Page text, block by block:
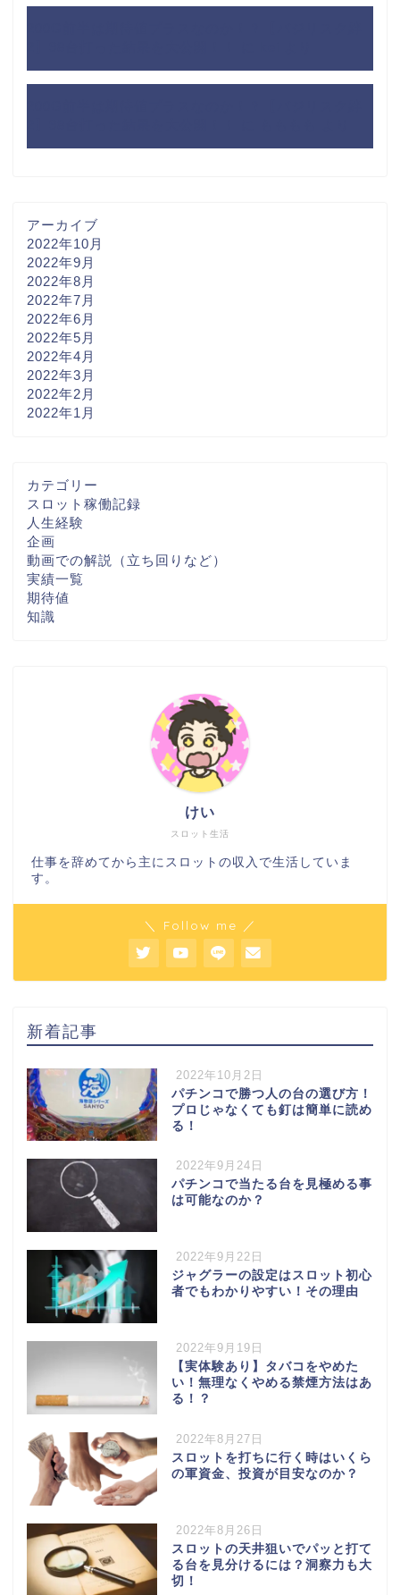
アーカイブ
2022年10月
2022年9月
2022年8月
2022年7月
2022年6月
2022年5月
2022年4月
2022年3月
2022年2月
2022年1月
カテゴリー
スロット稼働記録
人生経験
企画
動画での解説（立ち回りなど）
実績一覧
期待値
知識
スロット生活
けい
仕事を辞めてから主にスロットの収入で生活していま
す。
＼ Follow me ／
新着記事
2022年10月2日
パチンコで勝つ人の台の選び方！
プロじゃなくても釘は簡単に読め
る！
2022年9月24日
パチンコで当たる台を見極める事
は可能なのか？
2022年9月22日
ジャグラーの設定はスロット初心
者でもわかりやすい！その理由
2022年9月19日
【実体験あり】タバコをやめた
い！無理なくやめる禁煙方法はあ
る！？
2022年8月27日
スロットを打ちに行く時はいくら
の軍資金、投資が目安なのか？
2022年8月26日
スロットの天井狙いでパッと打て
る台を見分けるには？洞察力も大
切！